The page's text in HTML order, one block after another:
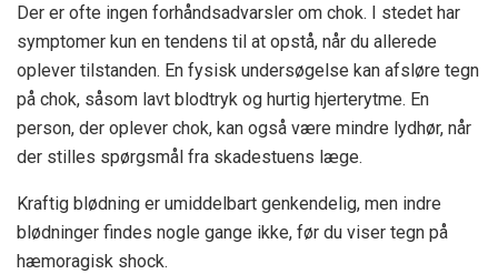
Der er ofte ingen forhåndsadvarsler om chok. I stedet har
symptomer kun en tendens til at opstå, når du allerede
oplever tilstanden. En fysisk undersøgelse kan afsløre tegn
på chok, såsom lavt blodtryk og hurtig hjerterytme. En
person, der oplever chok, kan også være mindre lydhør, når
der stilles spørgsmål fra skadestuens læge.
Kraftig blødning er umiddelbart genkendelig, men indre
blødninger findes nogle gange ikke, før du viser tegn på
hæmoragisk shock.